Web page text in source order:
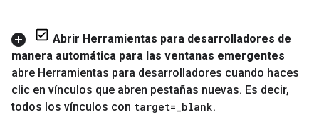
Abrir Herramientas para desarrolladores de
manera automática para las ventanas emergentes
abre Herramientas para desarrolladores cuando haces
clic en vínculos que abren pestañas nuevas. Es decir,
todos los vínculos con target=_blank.